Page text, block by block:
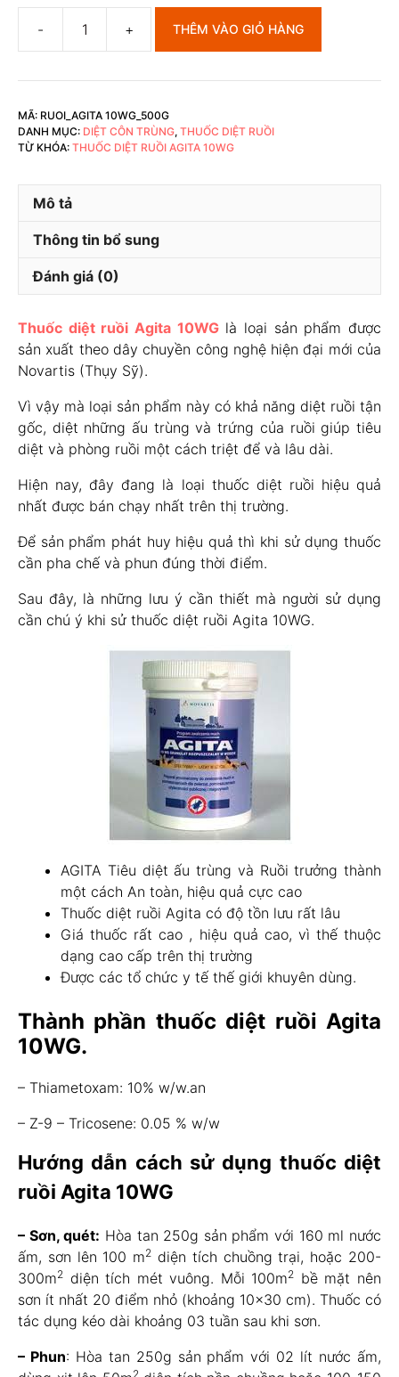
Thuốc
ruồi
10WG-
500g
lượng
THÊM VÀO GIỎ HÀNG
MÃ: RUOI_AGITA 10WG_500G
DANH MỤC: DIỆT CÔN TRÙNG, THUỐC DIỆT RUỒI
TỪ KHÓA: THUỐC DIỆT RUỒI AGITA 10WG
Mô tả
Thông tin bổ sung
Đánh giá (0)
Thuốc diệt ruồi Agita 10WGlà loại sản phẩm được
sản xuất theo dây chuyền công nghệ hiện đại mới của
Novartis (Thụy Sỹ).
Vì vậy mà loại sản phẩm này có khả năng diệt ruồi tận
gốc, diệt những ấu trùng và trứng của ruồi giúp tiêu
diệt và phòng ruồi một cách triệt để và lâu dài.
Hiện nay, đây đang là loại thuốc diệt ruồi hiệu quả
nhất được bán chạy nhất trên thị trường.
Để sản phẩm phát huy hiệu quả thì khi sử dụng thuốc
cần pha chế và phun đúng thời điểm.
Sau đây, là những lưu ý cần thiết mà người sử dụng
cần chú ý khi sử thuốc diệt ruồi Agita 10WG.
AGITA Tiêu diệt ấu trùng và Ruồi trưởng thành
một cách An toàn, hiệu quả cực cao
Thuốc diệt ruồi Agita có độ tồn lưu rất lâu
Giá thuốc rất cao , hiệu quả cao, vì thế thuộc
dạng cao cấp trên thị trường
Được các tổ chức y tế thế giới khuyên dùng.
Thành phần thuốc diệt ruồi Agita
10WG.
– Thiametoxam: 10% w/w.an
– Z-9 – Tricosene: 0.05 % w/w
Hướng dẫn cách sử dụng thuốc diệt
ruồi Agita 10WG
– Sơn, quét: Hòa tan 250g sản phẩm với 160 ml nước
ấm, sơn lên 100 m2 diện tích chuồng trại, hoặc 200-
300m2 diện tích mét vuông. Mỗi 100m2
bề mặt nên
sơn ít nhất 20 điểm nhỏ (khoảng 10×30 cm). Thuốc có
tác dụng kéo dài khoảng 03 tuần sau khi sơn.
– Phun: Hòa tan 250g sản phẩm với 02 lít nước ấm,
2